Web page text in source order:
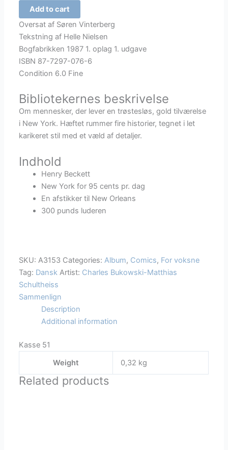
Charles
Bukowski-
Matthias
Schultheiss
-
New
York
95
cents
pr
dag
Add to cart
Oversat af Søren Vinterberg
Tekstning af Helle Nielsen
Bogfabrikken 1987 1. oplag 1. udgave
ISBN 87-7297-076-6
Condition 6.0 Fine
Bibliotekernes beskrivelse
Om mennesker, der lever en trøstesløs, gold tilværelse
i New York. Hæftet rummer fire historier, tegnet i let
karikeret stil med et væld af detaljer.
Indhold
Henry Beckett
New York for 95 cents pr. dag
En afstikker til New Orleans
300 punds luderen
SKU:A3153 Categories:Album, Comics, For voksne
Tag: Dansk Artist: Charles Bukowski-Matthias
Schultheiss
Sammenlign
Description
Additional information
Kasse 51
Weight
0,32 kg
Related products